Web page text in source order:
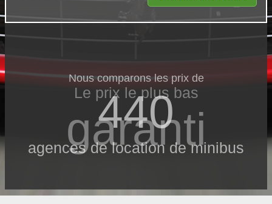
Nous comparons les prix de
440
agences de location de minibus
Le prix le​ plus bas
garanti